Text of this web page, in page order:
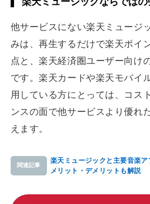
他サービスにない楽天ミュージ
みは、再生するだけで楽天ポイ
点と、楽天経済圏ユーザー向け
です。楽天カードや楽天モバイ
用している方にとっては、コス
ンスの面で他サービスより優れ
えます。
関連記事
楽天ミュージックと主要音楽ア
メリット・デメリットも解説